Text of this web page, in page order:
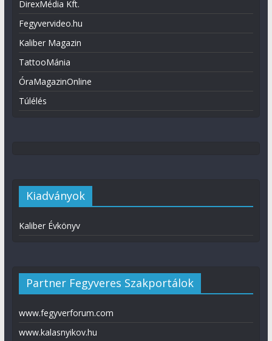
DirexMédia Kft.
Fegyvervideo.hu
Kaliber Magazin
TattooMánia
ÓraMagazinOnline
Túlélés
Kiadványok
Kaliber Évkönyv
Partner Fegyveres Szakportálok
www.fegyverforum.com
www.kalasnyikov.hu